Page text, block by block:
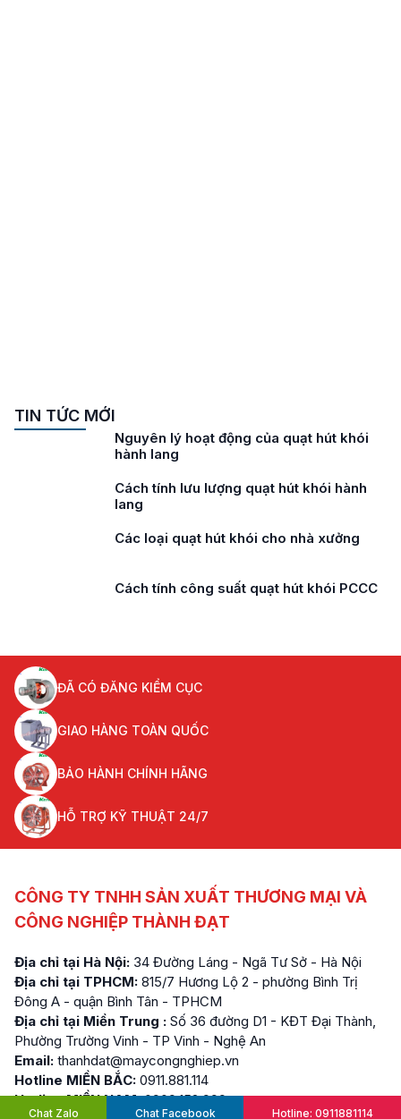
TIN TỨC MỚI
Nguyên lý hoạt động của quạt hút khói
hành lang
Cách tính lưu lượng quạt hút khói hành
lang
Các loại quạt hút khói cho nhà xưởng
Cách tính công suất quạt hút khói PCCC
ĐÃ CÓ ĐĂNG KIỂM CỤC
GIAO HÀNG TOÀN QUỐC
BẢO HÀNH CHÍNH HÃNG
HỖ TRỢ KỸ THUẬT 24/7
CÔNG TY TNHH SẢN XUẤT THƯƠNG MẠI VÀ
CÔNG NGHIỆP THÀNH ĐẠT
Địa chỉ tại Hà Nội: 34 Đường Láng - Ngã Tư Sở - Hà Nội
Địa chỉ tại TPHCM: 815/7 Hương Lộ 2 - phường Bình Trị
Đông A - quận Bình Tân - TPHCM
Địa chỉ tại Miền Trung : Số 36 đường D1 - KĐT Đại Thành,
Phường Trường Vinh - TP Vinh - Nghệ An
Email: thanhdat@maycongnghiep.vn
Hotline MIỀN BẮC: 0911.881.114
Hotline MIỀN NAM: 0909.152.999
Chat Zalo Chat Facebook Hotline: 0911881114